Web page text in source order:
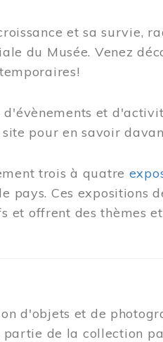
et sa survie,
du Musée. Venez
et
pour en savoir
trois à quatre
pays. Ces expositions
et offrent des thèmes
d'objets et de
de la collection